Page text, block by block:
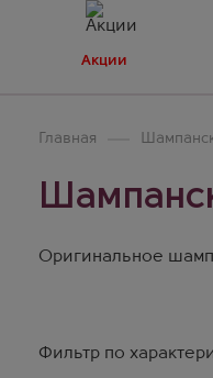
Акции
Главная
Оригинальное
Фильтр по